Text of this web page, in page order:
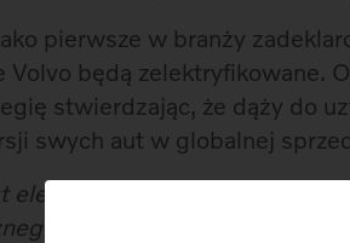
pierwsze w branży
będą zelektryfikowane.
stwierdzając, że dąży do
swych aut w globalnej
elektryczna i jesteśmy